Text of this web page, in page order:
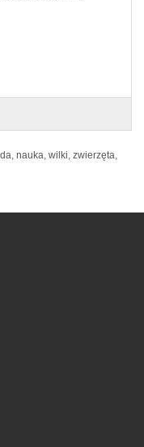
, nauka, wilki, zwierzęta,